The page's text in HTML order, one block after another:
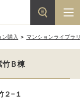
ン購入 マンションライブラ
竹Ｂ棟
２−１